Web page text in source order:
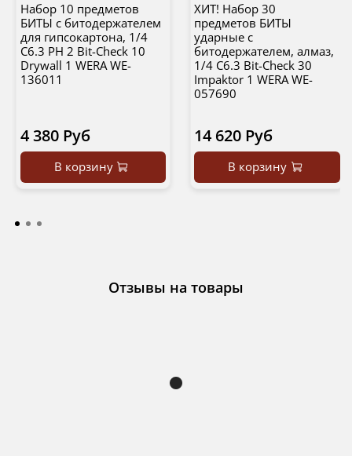
Набор 10 предметов
БИТЫ с битодержателем
для гипсокартона, 1/4
C6.3 PH 2 Bit-Check 10
Drywall 1 WERA WE-
136011
4 380 Руб
В корзину
ХИТ! Набор 30
предметов БИТЫ
ударные с
битодержателем, алмаз,
1/4 C6.3 Bit-Check 30
Impaktor 1 WERA WE-
057690
14 620 Руб
В корзину
Отзывы на товары